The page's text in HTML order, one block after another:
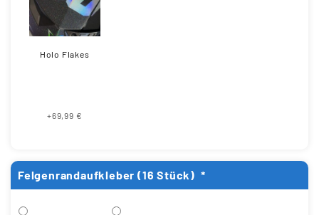
Holo Flakes
+69,99 €
Felgenrandaufkleber (16 Stück) *